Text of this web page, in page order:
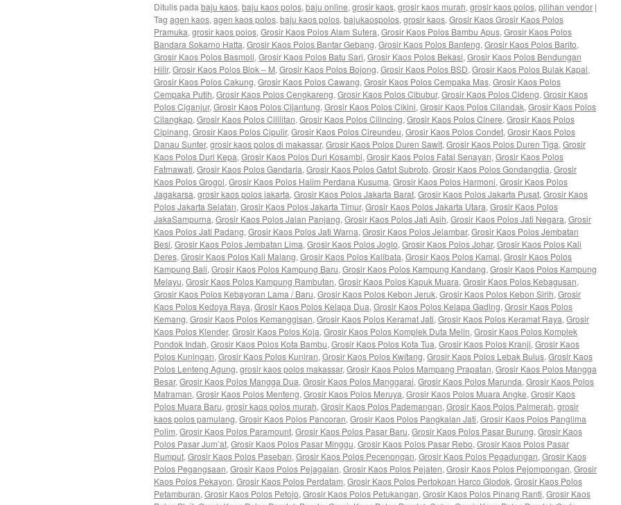
Ditulis padabaju kaos,baju kaos polos,baju online,grosir kaos,grosir kaos murah,grosir kaos polos,pilihan vendor |
Tag agen kaos,agen kaos polos,baju kaos polos,bajukaospolos,grosir kaos,Grosir Kaos Grosir Kaos Polos
Pramuka,grosir kaos polos,Grosir Kaos Polos Alam Sutera,Grosir Kaos Polos Bambu Apus,Grosir Kaos Polos
Bandara Sokarno Hatta,Grosir Kaos Polos Bantar Gebang,Grosir Kaos Polos Banteng,Grosir Kaos Polos Barito,
Grosir Kaos Polos Basmoll,Grosir Kaos Polos Batu Sari,Grosir Kaos Polos Bekasi,Grosir Kaos Polos Bendungan
Hilir,Grosir Kaos Polos Blok – M,Grosir Kaos Polos Bojong,Grosir Kaos Polos BSD,Grosir Kaos Polos Bulak Kapal,
Grosir Kaos Polos Cakung,Grosir Kaos Polos Cawang,Grosir Kaos Polos Cempaka Mas,Grosir Kaos Polos
Cempaka Putih,Grosir Kaos Polos Cengkareng,Grosir Kaos Polos Cibubur,Grosir Kaos Polos Cideng,Grosir Kaos
Polos Ciganjur,Grosir Kaos Polos Cijantung,Grosir Kaos Polos Cikini,Grosir Kaos Polos Cilandak,Grosir Kaos Polos
Cilangkap,Grosir Kaos Polos Cililitan,Grosir Kaos Polos Cilincing,Grosir Kaos Polos Cinere,Grosir Kaos Polos
Cipinang,Grosir Kaos Polos Cipulir,Grosir Kaos Polos Cireundeu,Grosir Kaos Polos Condet,Grosir Kaos Polos
Danau Sunter,grosir kaos polos di makassar,Grosir Kaos Polos Duren Sawit,Grosir Kaos Polos Duren Tiga,Grosir
Kaos Polos Duri Kepa,Grosir Kaos Polos Duri Kosambi,Grosir Kaos Polos Fatal Senayan,Grosir Kaos Polos
Fatmawati,Grosir Kaos Polos Gandaria,Grosir Kaos Polos Gatot Subroto,Grosir Kaos Polos Gondangdia,Grosir
Kaos Polos Grogol,Grosir Kaos Polos Halim Perdana Kusuma,Grosir Kaos Polos Harmoni,Grosir Kaos Polos
Jagakarsa,grosir kaos polos jakarta,Grosir Kaos Polos Jakarta Barat,Grosir Kaos Polos Jakarta Pusat,Grosir Kaos
Polos Jakarta Selatan,Grosir Kaos Polos Jakarta Timur,Grosir Kaos Polos Jakarta Utara,Grosir Kaos Polos
JakaSampurna,Grosir Kaos Polos Jalan Panjang,Grosir Kaos Polos Jati Asih,Grosir Kaos Polos Jati Negara,Grosir
Kaos Polos Jati Padang,Grosir Kaos Polos Jati Warna,Grosir Kaos Polos Jelambar,Grosir Kaos Polos Jembatan
Besi,Grosir Kaos Polos Jembatan Lima,Grosir Kaos Polos Joglo,Grosir Kaos Polos Johar,Grosir Kaos Polos Kali
Deres,Grosir Kaos Polos Kali Malang,Grosir Kaos Polos Kalibata,Grosir Kaos Polos Kamal,Grosir Kaos Polos
Kampung Bali,Grosir Kaos Polos Kampung Baru,Grosir Kaos Polos Kampung Kandang,Grosir Kaos Polos Kampung
Melayu,Grosir Kaos Polos Kampung Rambutan,Grosir Kaos Polos Kapuk Muara,Grosir Kaos Polos Kebagusan,
Grosir Kaos Polos Kebayoran Lama / Baru,Grosir Kaos Polos Kebon Jeruk,Grosir Kaos Polos Kebon Sirih,Grosir
Kaos Polos Kedoya Raya,Grosir Kaos Polos Kelapa Dua,Grosir Kaos Polos Kelapa Gading,Grosir Kaos Polos
Kemang,Grosir Kaos Polos Kemanggisan,Grosir Kaos Polos Keramat Jati,Grosir Kaos Polos Keramat Raya,Grosir
Kaos Polos Klender,Grosir Kaos Polos Koja,Grosir Kaos Polos Komplek Duta Melin,Grosir Kaos Polos Komplek
Pondok Indah,Grosir Kaos Polos Kota Bambu,Grosir Kaos Polos Kota Tua,Grosir Kaos Polos Kranji,Grosir Kaos
Polos Kuningan,Grosir Kaos Polos Kuniran,Grosir Kaos Polos Kwitang,Grosir Kaos Polos Lebak Bulus,Grosir Kaos
Polos Lenteng Agung,grosir kaos polos makassar,Grosir Kaos Polos Mampang Prapatan,Grosir Kaos Polos Mangga
Besar,Grosir Kaos Polos Mangga Dua,Grosir Kaos Polos Manggarai,Grosir Kaos Polos Marunda,Grosir Kaos Polos
Matraman,Grosir Kaos Polos Menteng,Grosir Kaos Polos Meruya,Grosir Kaos Polos Muara Angke,Grosir Kaos
Polos Muara Baru,grosir kaos polos murah,Grosir Kaos Polos Pademangan,Grosir Kaos Polos Palmerah,grosir
kaos polos pamulang,Grosir Kaos Polos Pancoran,Grosir Kaos Polos Pangkalan Jati,Grosir Kaos Polos Panglima
Polim,Grosir Kaos Polos Paramount,Grosir Kaos Polos Pasar Baru,Grosir Kaos Polos Pasar Burung,Grosir Kaos
Polos Pasar Jum’at,Grosir Kaos Polos Pasar Minggu,Grosir Kaos Polos Pasar Rebo,Grosir Kaos Polos Pasar
Rumput,Grosir Kaos Polos Paseban,Grosir Kaos Polos Pecenongan,Grosir Kaos Polos Pegadungan,Grosir Kaos
Polos Pegangsaan,Grosir Kaos Polos Pejagalan,Grosir Kaos Polos Pejaten,Grosir Kaos Polos Pejompongan,Grosir
Kaos Polos Pekayon,Grosir Kaos Polos Perdatam,Grosir Kaos Polos Pertokoan Harco Glodok,Grosir Kaos Polos
Petamburan,Grosir Kaos Polos Petojo,Grosir Kaos Polos Petukangan,Grosir Kaos Polos Pinang Ranti,Grosir Kaos